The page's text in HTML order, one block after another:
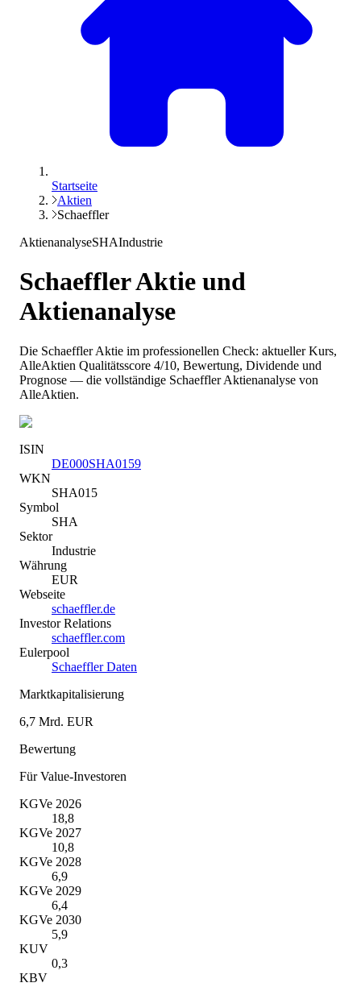
Startseite
Aktien
Schaeffler
AktienanalyseSHAIndustrie
SchaefflerAktie und
Aktienanalyse
Die SchaefflerAktie im professionellen Check: aktueller Kurs,
AlleAktien Qualitätsscore 4/10, Bewertung, Dividende und
Prognose — die vollständige SchaefflerAktienanalyse von
AlleAktien.
ISIN
DE000SHA0159
WKN
SHA015
Symbol
SHA
Sektor
Industrie
Währung
EUR
Webseite
schaeffler.de
Investor Relations
schaeffler.com
Eulerpool
Schaeffler Daten
Marktkapitalisierung
6,7 Mrd. EUR
Bewertung
Für Value-Investoren
KGVe 2026
18,8
KGVe 2027
10,8
KGVe 2028
6,9
KGVe 2029
6,4
KGVe 2030
5,9
KUV
0,3
KBV